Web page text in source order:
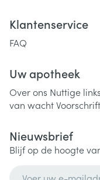
Klantenservice
FAQ
Uw apotheek
Over ons Nuttige links
van wachtVoorschrift
Nieuwsbrief
Blijf op de hoogte